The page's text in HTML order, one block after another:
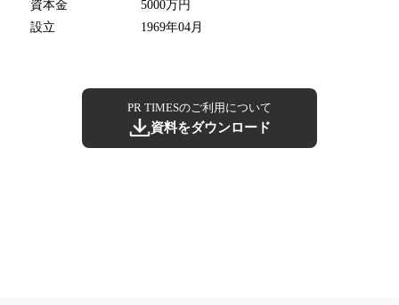
資本金
5000万円
設立
1969年04月
PR TIMESのご利用について
資料をダウンロード